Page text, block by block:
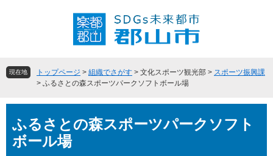
頭
飛現在地 トップページ > 組織でさがす > 文化スポーツ観光部 > スポーツ振興課
> ふるさとの森スポーツパークソフトボール場
ふるさとの森スポーツパークソフト
ボール場